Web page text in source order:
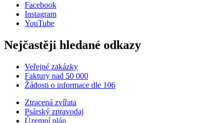
Facebook
Instagram
YouTube
Nejčastěji hledané odkazy
Veřejné zakázky
Faktury nad 50 000
Žádosti o informace dle 106
Ztracená zvířata
Psárský zpravodaj
Územní plán